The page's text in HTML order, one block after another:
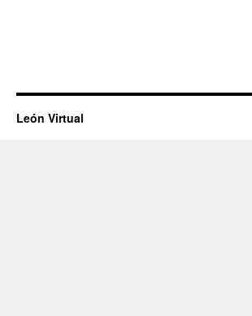
León Virtual